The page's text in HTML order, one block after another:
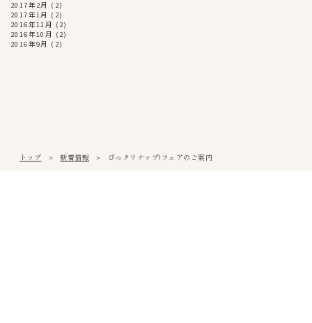
2017年2月 (2)
2017年1月 (2)
2016年11月 (2)
2016年10月 (2)
2016年9月 (2)
トップ 新着情報 びっクリナップ!フェアのご案内